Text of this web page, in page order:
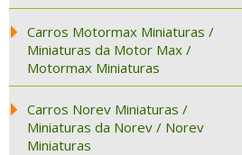
Carros Motormax Miniaturas /
Miniaturas da Motor Max /
Motormax Miniaturas
Carros Norev Miniaturas /
Miniaturas da Norev / Norev
Miniaturas